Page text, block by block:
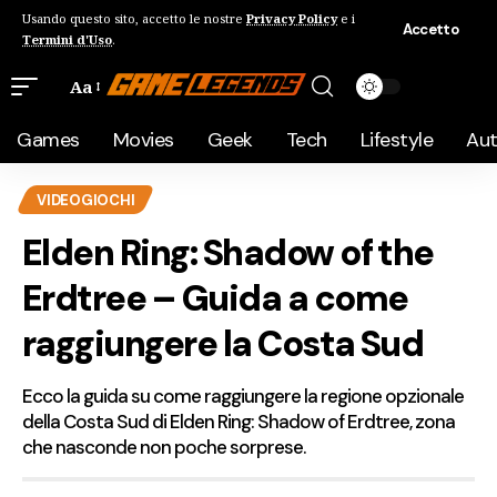
Usando questo sito, accetto le nostre Privacy Policye i
Termini d'Uso.
Accetto
Aa
Games Movies Geek Tech Lifestyle
VIDEOGIOCHI
Elden Ring: Shadow of the
Erdtree – Guida a come
raggiungere la Costa Sud
Ecco la guida su come raggiungere la regione opzionale
della Costa Sud di Elden Ring: Shadow of Erdtree, zona
che nasconde non poche sorprese.